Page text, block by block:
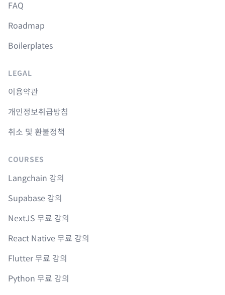
FAQ
Roadmap
Boilerplates
LEGAL
이용약관
개인정보취급방침
취소 및 환불정책
COURSES
Langchain 강의
Supabase 강의
NextJS 무료 강의
React Native 무료 강의
Flutter 무료 강의
Python 무료 강의